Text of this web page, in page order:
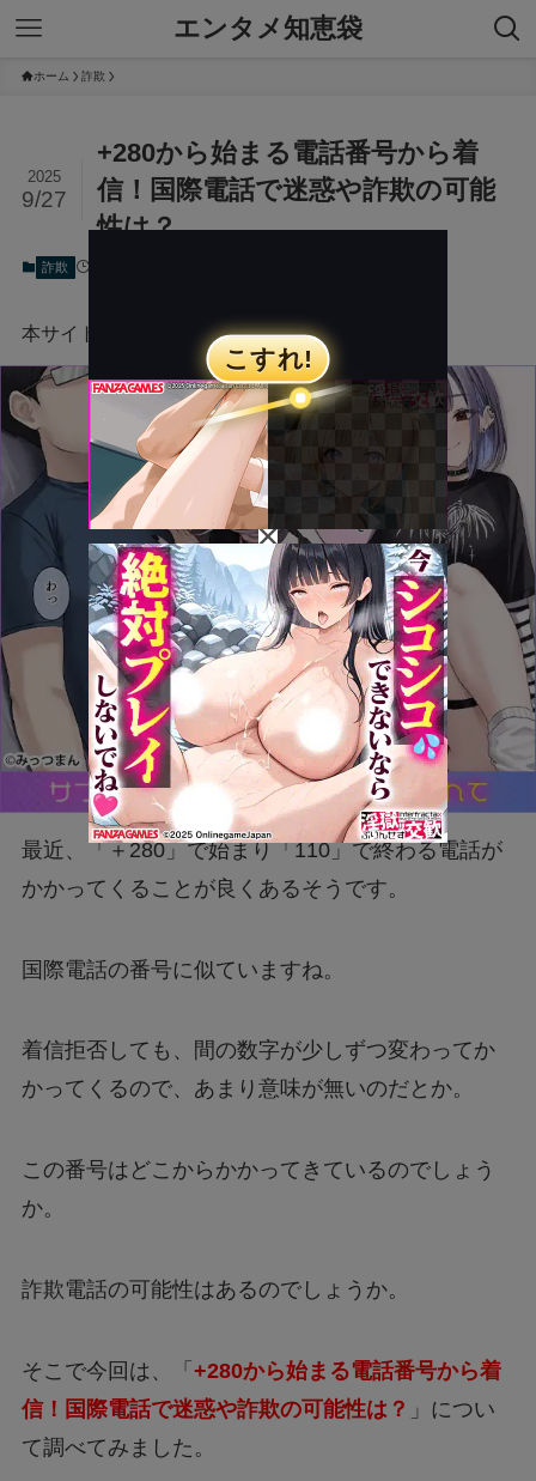
エンタメ知恵袋
ホーム 詐欺
+280から始まる電話番号から着
信！国際電話で迷惑や詐欺の可能
性は？
2025
9/27
詐欺
本サイトにはプロモーションが含まれています。
最近、「＋280」で始まり「110」で終わる電話が
かかってくることが良くあるそうです。
国際電話の番号に似ていますね。
着信拒否しても、間の数字が少しずつ変わってか
かってくるので、あまり意味が無いのだとか。
この番号はどこからかかってきているのでしょう
か。
詐欺電話の可能性はあるのでしょうか。
そこで今回は、「 +280から始まる電話番号から着
信！国際電話で迷惑や詐欺の可能性は？ 」につい
て調べてみました。